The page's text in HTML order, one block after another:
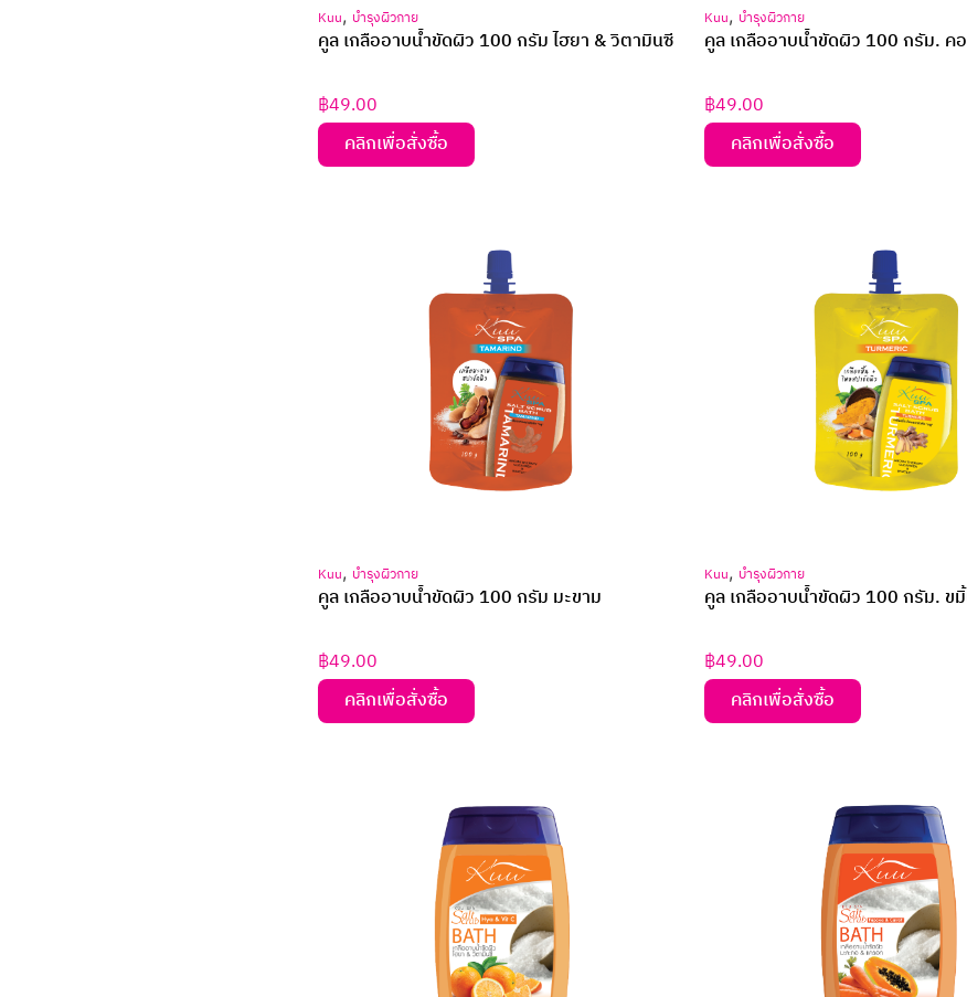
Kuu, บำรุงผิวกาย
คูล เกลืออาบน้ำขัดผิว 100 กรัม ไฮยา & วิตามินซี
฿49.00
คลิกเพื่อสั่งซื้อ
Kuu, บำรุงผิวกาย
คูล เกลืออาบน้ำขัดผิว 100 กรัม.
฿49.00
คลิกเพื่อสั่งซื้อ
Kuu, บำรุงผิวกาย
คูล เกลืออาบน้ำขัดผิว 100 กรัม มะขาม
฿49.00
คลิกเพื่อสั่งซื้อ
Kuu, บำรุงผิวกาย
คูล เกลืออาบน้ำขัดผิว 100 กรัม. ข
฿49.00
คลิกเพื่อสั่งซื้อ